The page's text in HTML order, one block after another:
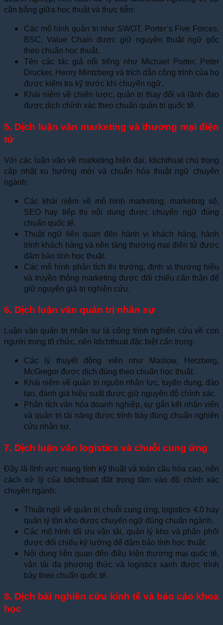
cân bằng giữa học thuật và thực tiễn:
Các mô hình quản trị như SWOT, Porter’s Five Forces,
BSC, Value Chain được giữ nguyên thuật ngữ gốc
theo chuẩn học thuật.
Tên các tác giả nổi tiếng như Michael Porter, Peter
Drucker, Henry Mintzberg và trích dẫn công trình của họ
được kiểm tra kỹ trước khi chuyển ngữ.
Khái niệm về chiến lược, quản trị thay đổi và lãnh đạo
được dịch chính xác theo chuẩn quản trị quốc tế.
5. Dịch luận văn marketing và thương mại điện
tử
Với các luận văn về marketing hiện đại, Idichthuat chú trọng
cập nhật xu hướng mới và chuẩn hóa thuật ngữ chuyên
ngành:
Các khái niệm về mô hình marketing, marketing số,
SEO hay tiếp thị nội dung được chuyển ngữ đúng
chuẩn quốc tế.
Thuật ngữ liên quan đến hành vi khách hàng, hành
trình khách hàng và nền tảng thương mại điện tử được
đảm bảo tính học thuật.
Các mô hình phân tích thị trường, định vị thương hiệu
và truyền thông marketing được đối chiếu cẩn thận để
giữ nguyên giá trị nghiên cứu.
6. Dịch luận văn quản trị nhân sự
Luận văn quản trị nhân sự là công trình nghiên cứu về con
người trong tổ chức, nên Idichthuat đặc biệt cẩn trọng:
Các lý thuyết động viên như Maslow, Herzberg,
McGregor được dịch đúng theo chuẩn học thuật.
Khái niệm về quản trị nguồn nhân lực, tuyển dụng, đào
tạo, đánh giá hiệu suất được giữ nguyên độ chính xác.
Phân tích văn hóa doanh nghiệp, sự gắn kết nhân viên
và quản trị tài năng được trình bày đúng chuẩn nghiên
cứu nhân sự.
7. Dịch luận văn logistics và chuỗi cung ứng
Đây là lĩnh vực mang tính kỹ thuật và toàn cầu hóa cao, nên
cách xử lý của Idichthuat đặt trọng tâm vào độ chính xác
chuyên ngành:
Thuật ngữ về quản trị chuỗi cung ứng, logistics 4.0 hay
quản lý tồn kho được chuyển ngữ đúng chuẩn ngành.
Các mô hình tối ưu vận tải, quản lý kho và phân phối
được đối chiếu kỹ lưỡng để đảm bảo tính học thuật.
Nội dung liên quan đến điều kiện thương mại quốc tế,
vận tải đa phương thức và logistics xanh được trình
bày theo chuẩn quốc tế.
8. Dịch bài nghiên cứu kinh tế và báo cáo khoa
học